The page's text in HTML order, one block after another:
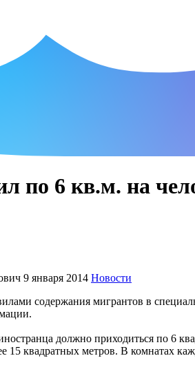
по 6 кв.м. на
9 января 2014 Новости
содержания мигрантов в
должно приходиться по 6
15 квадратных метров. В комнатах